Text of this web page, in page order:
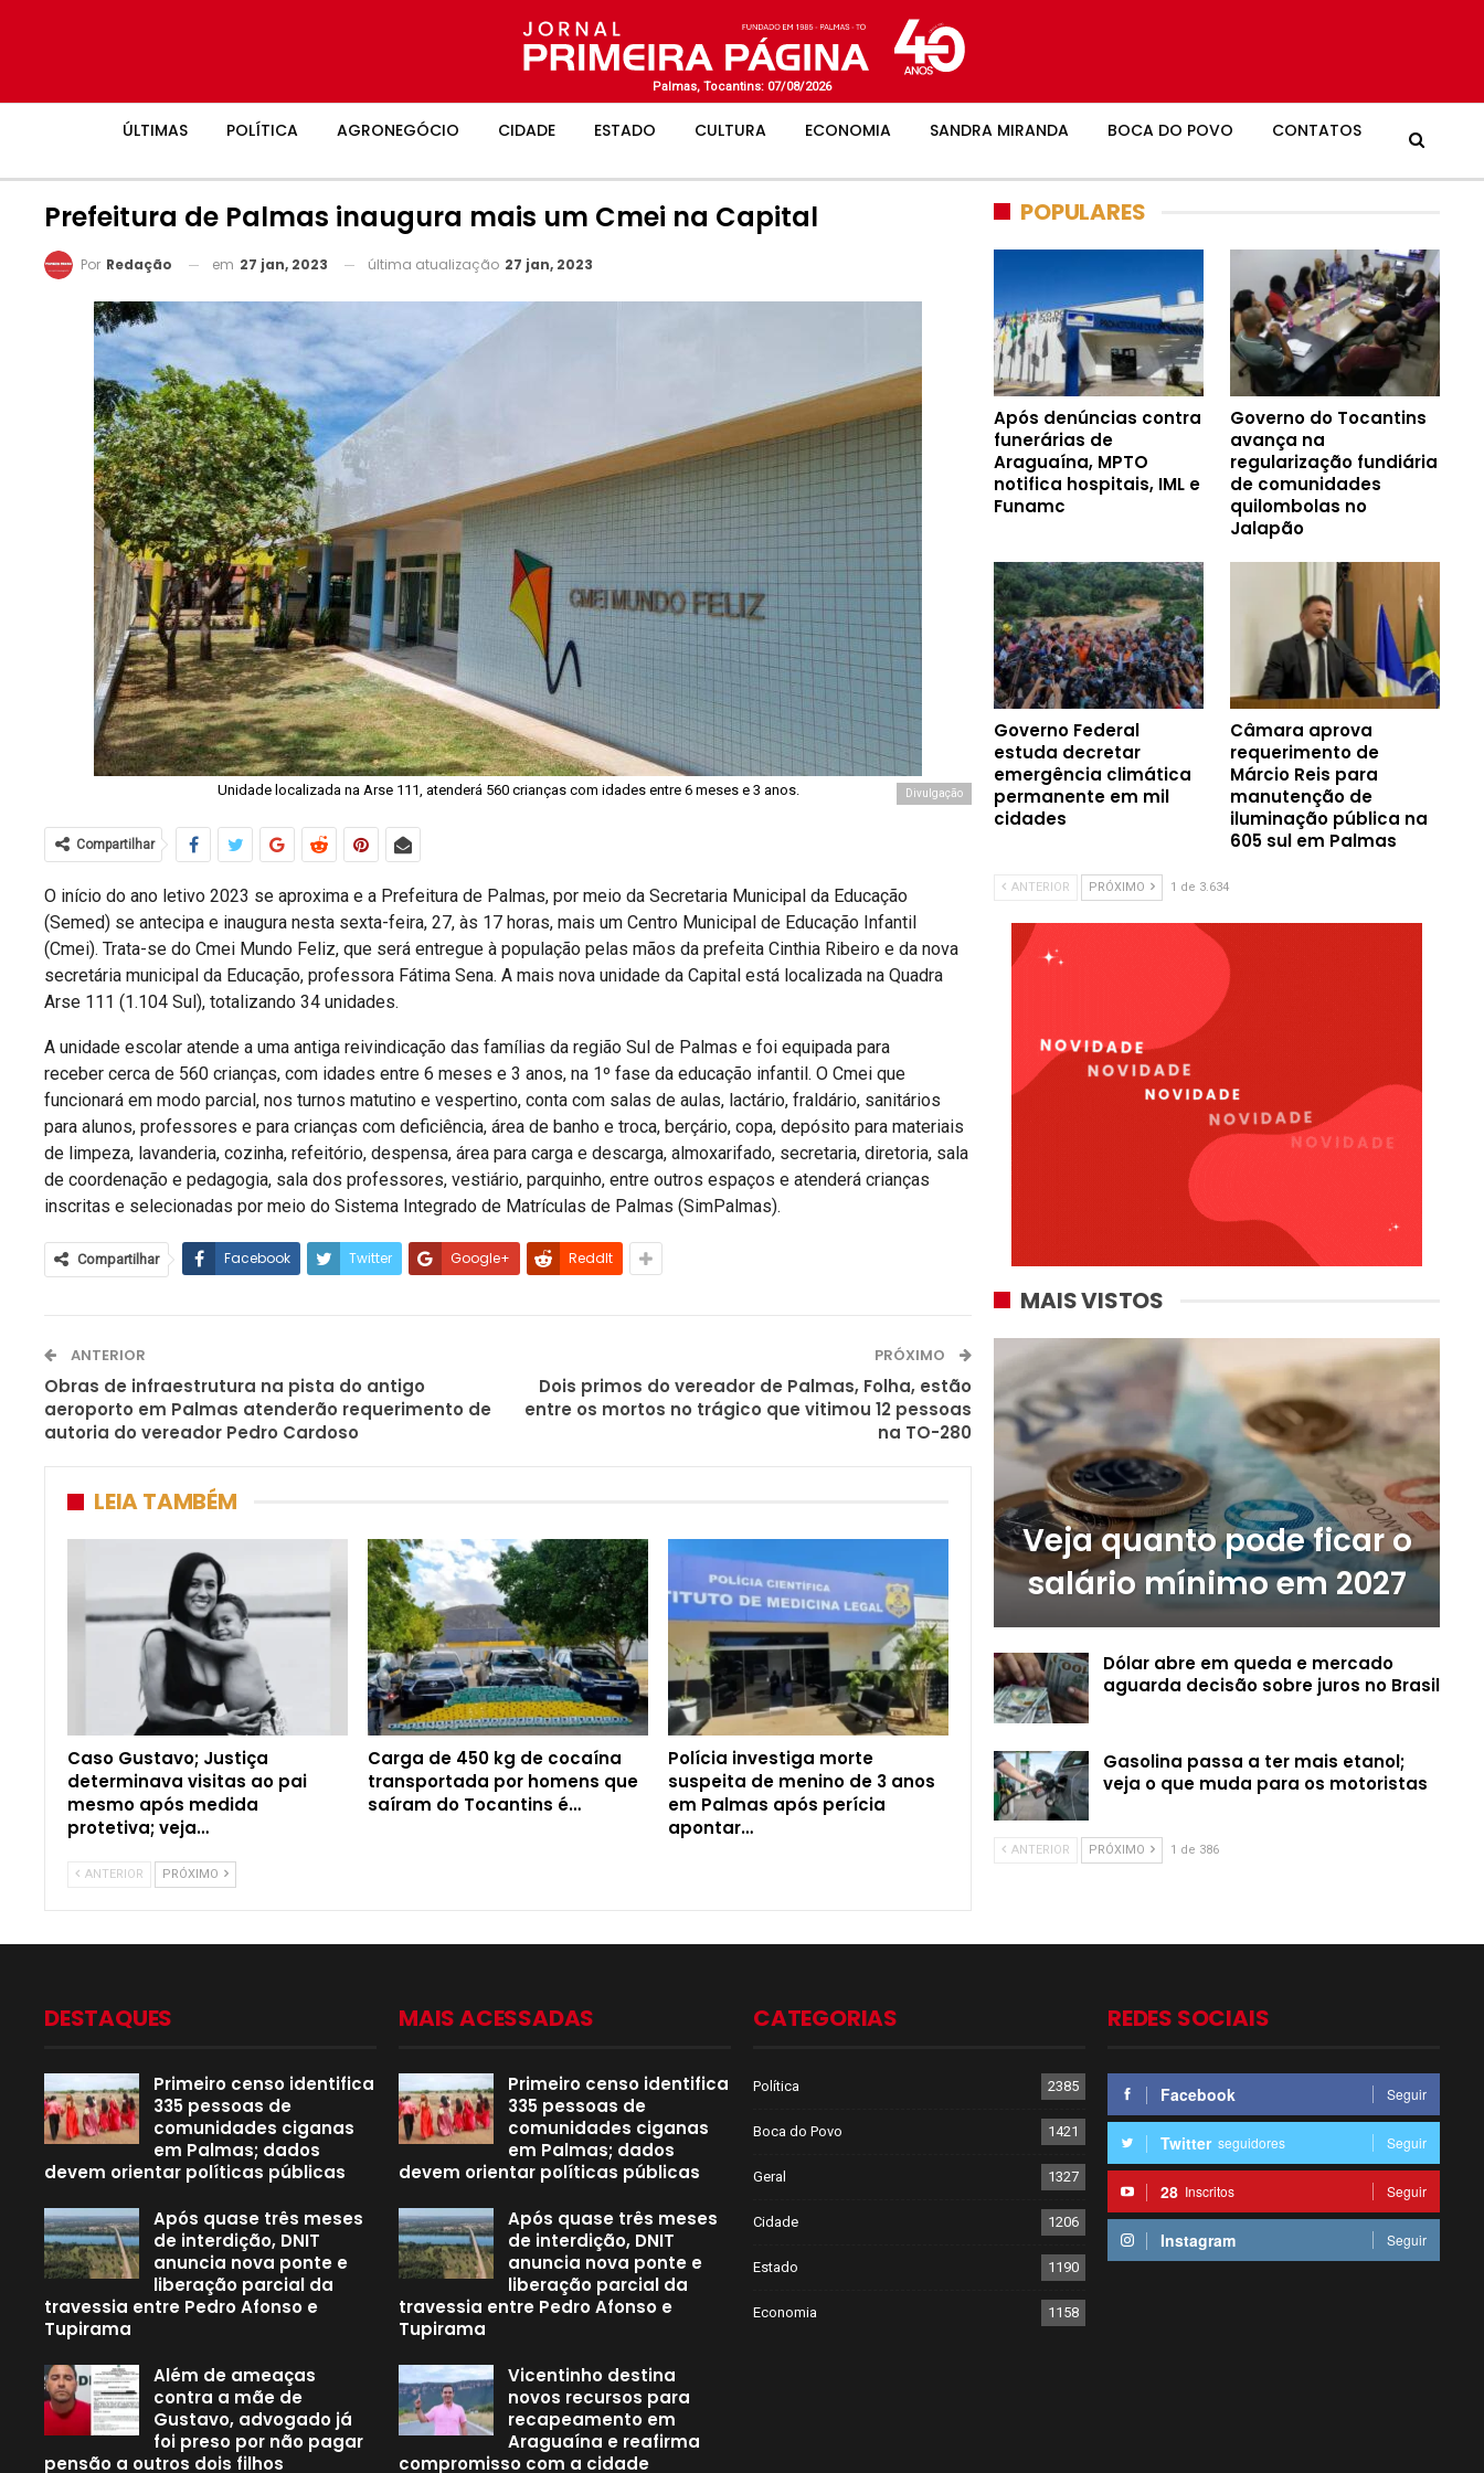
Palmas, Tocantins: 07/08/2026
ÚLTIMAS POLÍTICA AGRONEGÓCIO CIDADE ESTADO CULTURA ECONOMIA SANDRA MIRANDA BOCA DO POVO CONTATOS
Prefeitura de Palmas inaugura mais um Cmei na Capital
Por Redação em 27 jan, 2023 última atualização 27 jan, 2023
Unidade localizada na Arse 111, atenderá 560 crianças com idades entre 6 meses e 3 anos. Divulgação
Compartilhar
O início do ano letivo 2023 se aproxima e a Prefeitura de Palmas, por meio da Secretaria Municipal da Educação
(Semed) se antecipa e inaugura nesta sexta-feira, 27, às 17 horas, mais um Centro Municipal de Educação Infantil
(Cmei). Trata-se do Cmei Mundo Feliz, que será entregue à população pelas mãos da prefeita Cinthia Ribeiro e da nova
secretária municipal da Educação, professora Fátima Sena. A mais nova unidade da Capital está localizada na Quadra
Arse 111 (1.104 Sul), totalizando 34 unidades.
A unidade escolar atende a uma antiga reivindicação das famílias da região Sul de Palmas e foi equipada para
receber cerca de 560 crianças, com idades entre 6 meses e 3 anos, na 1º fase da educação infantil. O Cmei que
funcionará em modo parcial, nos turnos matutino e vespertino, conta com salas de aulas, lactário, fraldário, sanitários
para alunos, professores e para crianças com deficiência, área de banho e troca, berçário, copa, depósito para materiais
de limpeza, lavanderia, cozinha, refeitório, despensa, área para carga e descarga, almoxarifado, secretaria, diretoria, sala
de coordenação e pedagogia, sala dos professores, vestiário, parquinho, entre outros espaços e atenderá crianças
inscritas e selecionadas por meio do Sistema Integrado de Matrículas de Palmas (SimPalmas).
Compartilhar Facebook Twitter Google+ ReddIt
ANTERIOR
Obras de infraestrutura na pista do antigo
aeroporto em Palmas atenderão requerimento de
autoria do vereador Pedro Cardoso
PRÓXIMO
Dois primos do vereador de Palmas, Folha, estão
entre os mortos no trágico que vitimou 12 pessoas
na TO-280
LEIA TAMBÉM
Caso Gustavo; Justiça
determinava visitas ao pai
mesmo após medida
protetiva; veja…
Carga de 450 kg de cocaína
transportada por homens que
saíram do Tocantins é…
Polícia investiga morte
suspeita de menino de 3 anos
em Palmas após perícia
apontar…
ANTERIOR PRÓXIMO
POPULARES
Após denúncias contra
funerárias de
Araguaína, MPTO
notifica hospitais, IML e
Funamc
Governo do Tocantins
avança na
regularização fundiária
de comunidades
quilombolas no
Jalapão
Governo Federal
estuda decretar
emergência climática
permanente em mil
cidades
Câmara aprova
requerimento de
Márcio Reis para
manutenção de
iluminação pública na
605 sul em Palmas
ANTERIOR PRÓXIMO 1 de 3.634
MAIS VISTOS
Veja quanto pode ficar o
salário mínimo em 2027
Dólar abre em queda e mercado
aguarda decisão sobre juros no Brasil
Gasolina passa a ter mais etanol;
veja o que muda para os motoristas
ANTERIOR PRÓXIMO 1 de 386
DESTAQUES
Primeiro censo identifica
335 pessoas de
comunidades ciganas
em Palmas; dados
devem orientar políticas públicas
Após quase três meses
de interdição, DNIT
anuncia nova ponte e
liberação parcial da
travessia entre Pedro Afonso e
Tupirama
Além de ameaças
contra a mãe de
Gustavo, advogado já
foi preso por não pagar
pensão a outros dois filhos
MAIS ACESSADAS
Primeiro censo identifica
335 pessoas de
comunidades ciganas
em Palmas; dados
devem orientar políticas públicas
Após quase três meses
de interdição, DNIT
anuncia nova ponte e
liberação parcial da
travessia entre Pedro Afonso e
Tupirama
Vicentinho destina
novos recursos para
recapeamento em
Araguaína e reafirma
compromisso com a cidade
CATEGORIAS
Política 2385
Boca do Povo 1421
Geral 1327
Cidade 1206
Estado 1190
Economia 1158
REDES SOCIAIS
Facebook Seguir
Twitter seguidores Seguir
28 Inscritos Seguir
Instagram Seguir